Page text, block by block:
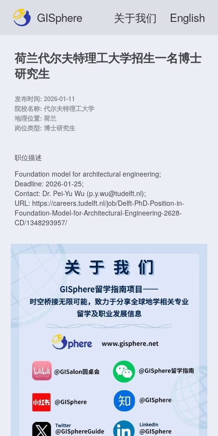
GISphere 关于我们 English
荷兰代尔夫特理工大学招生一名博士
研究生
发布时间: 2026-01-11
院校名称: 代尔夫特理工大学
地理位置: 荷兰
岗位类型: 博士研究生
职位描述
Foundation model for architectural engineering;
Deadline: 2026-01-25;
Contact: Dr. Pei-Yu Wu (p.y.wu@tudelft.nl);
URL: https://careers.tudelft.nl/job/Delft-PhD-Position-in-
Foundation-Model-for-Architectural-Engineering-2628-
CD/1348293957/